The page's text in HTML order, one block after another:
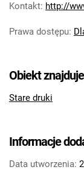
Kontakt: http://
Prawa dostępu:
Obiekt
Stare druki
Informacje
Data utworzenia: